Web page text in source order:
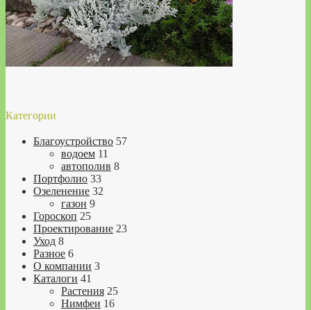
Категории
Благоустройство 57
водоем 11
автополив 8
Портфолио 33
Озеленение 32
газон 9
Гороскоп 25
Проектирование 23
Уход 8
Разное 6
О компании 3
Каталоги 41
Растения 25
Нимфеи 16